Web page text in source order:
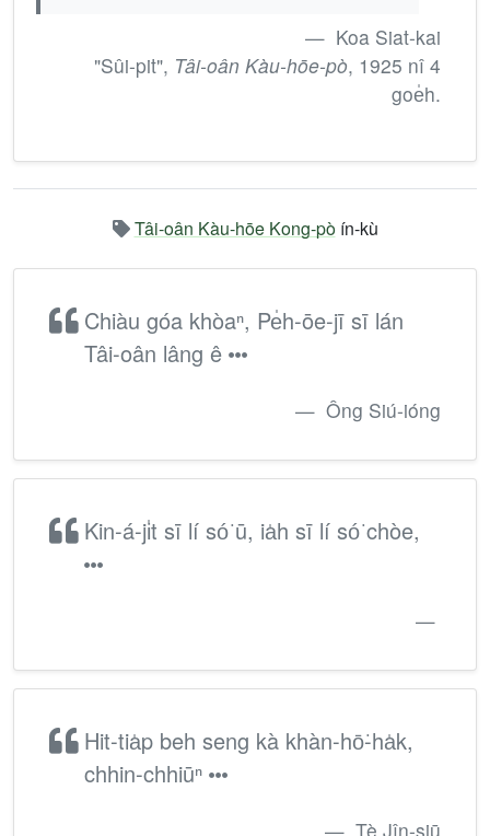
Koa Siat-kai
"Sûi-pit", Tâi-oân Kàu-hōe-pò, 1925 nî 4
goe̍h.
Tâi-oân Kàu-hōe Kong-pòín-kù
Chiàu góa khòaⁿ, Pe̍h-ōe-jī sī lán
Tâi-oân lâng ê
Ông Siú-ióng
Kin-á-ji̍t sī lí só͘ ū, ia̍h sī lí só͘ chòe,
Hit-tia̍p beh seng kà khàn-hō͘-ha̍k,
chhin-chhiūⁿ
Tè Jîn-siū